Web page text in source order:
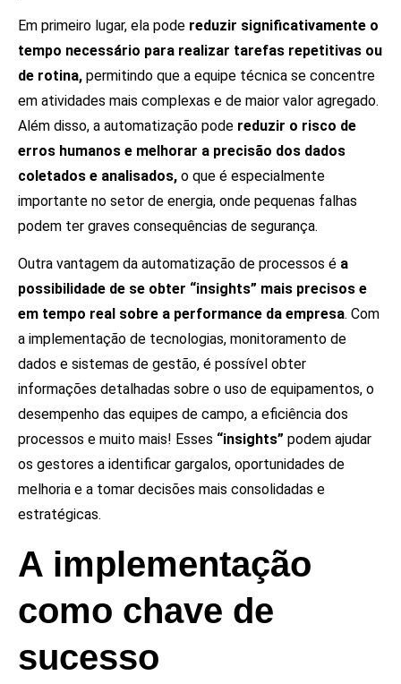
Em primeiro lugar, ela pode reduzir significativamente o
tempo necessário para realizar tarefas repetitivas ou
de rotina, permitindo que a equipe técnica se concentre
em atividades mais complexas e de maior valor agregado.
Além disso, a automatização pode reduzir o risco de
erros humanos e melhorar a precisão dos dados
coletados e analisados, o que é especialmente
importante no setor de energia, onde pequenas falhas
podem ter graves consequências de segurança.
Outra vantagem da automatização de processos é a
possibilidade de se obter “insights” mais precisos e
em tempo real sobre a performance da empresa. Com
a implementação de tecnologias, monitoramento de
dados e sistemas de gestão, é possível obter
informações detalhadas sobre o uso de equipamentos, o
desempenho das equipes de campo, a eficiência dos
processos e muito mais! Esses “insights” podem ajudar
os gestores a identificar gargalos, oportunidades de
melhoria e a tomar decisões mais consolidadas e
estratégicas.
A implementação
como chave de
sucesso